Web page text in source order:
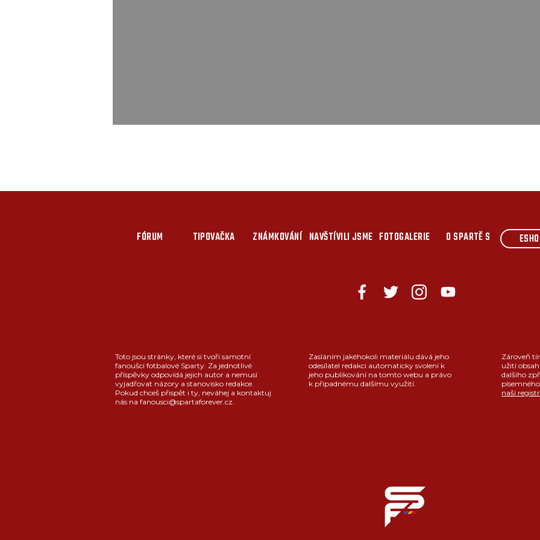
FÓRUM TIPOVAČKA ZNÁMKOVÁNÍ NAVŠTÍVILI JSME FOTOGALERIE O SPARTĚ S
Toto jsou stránky, které si tvoří samotní
fanoušci fotbalové Sparty. Za jednotlivé
příspěvky odpovídá jejich autor a nemusí
vyjadřovat názory a stanovisko redakce.
Pokud chceš přispět i ty, neváhej a kontaktuj
nás na fanousci@spartaforever.cz.
Zasláním jakéhokoli materiálu dává jeho
odesílatel redakci automaticky svolení k
jeho publikování na tomto webu a právo
k případnému dalšímu využití.
Zároveň
užití
dalšího
naší